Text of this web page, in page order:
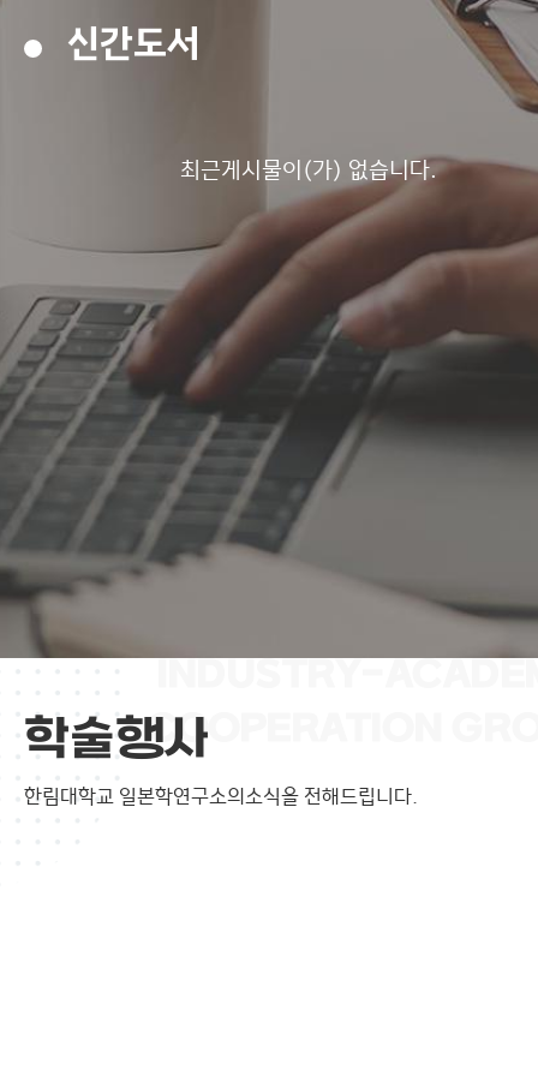
신간도서
최근게시물이(가) 없습니다.
학술행사
한림대학교 일본학연구소의소식을 전해드립니다.